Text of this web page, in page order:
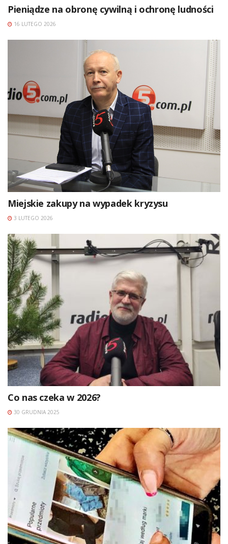
Pieniądze na obronę cywilną i ochronę ludności
16 LUTEGO 2026
Miejskie zakupy na wypadek kryzysu
3 LUTEGO 2026
Co nas czeka w 2026?
30 GRUDNIA 2025